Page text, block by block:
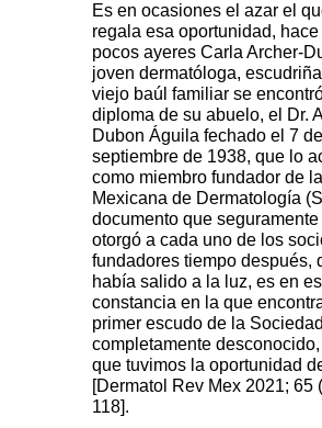
Es en ocasiones el azar el
regala esa oportunidad,
pocos ayeres Carla Archer-
joven dermatóloga,
viejo baúl familiar se
diploma de su abuelo, el Dr.
Dubon Águila fechado el 7 de
septiembre de 1938, que lo
como miembro fundador de
Mexicana de Dermatología
documento que
otorgó a cada uno de los
fundadores tiempo después,
había salido a la luz, es en
constancia en la que
primer escudo de la
completamente
que tuvimos la oportunidad
[Dermatol Rev Mex 2021; 65
118].